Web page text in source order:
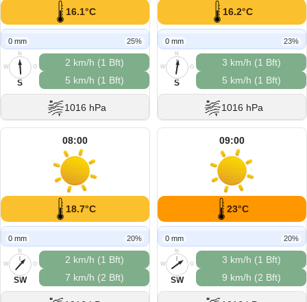
16.1°C
0 mm 25%
N
O
S
W
S
2 km/h (1 Bft)
5 km/h (1 Bft)
1016 hPa
16.2°C
0 mm 23%
N
O
S
W
S
3 km/h (1 Bft)
5 km/h (1 Bft)
1016 hPa
08:00
18.7°C
0 mm 20%
N
O
S
W
SW
2 km/h (1 Bft)
7 km/h (2 Bft)
09:00
23°C
0 mm 20%
N
O
S
W
SW
3 km/h (1 Bft)
9 km/h (2 Bft)